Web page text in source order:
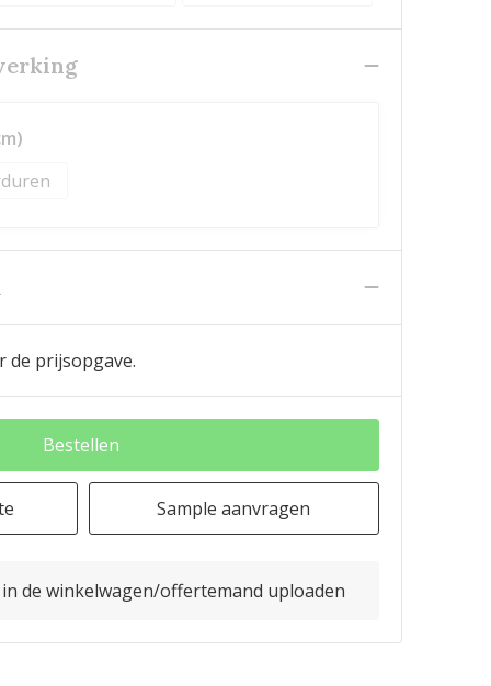
de prijsopgave.
Bestellen
Sample aanvragen
de winkelwagen/offertemand uploaden